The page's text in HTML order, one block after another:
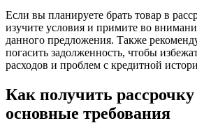
Если вы планируете брать товар в
изучите условия и примите во
данного предложения. Также
погасить задолженность, чтобы
расходов и проблем с кредитной
Как получить
основные требования